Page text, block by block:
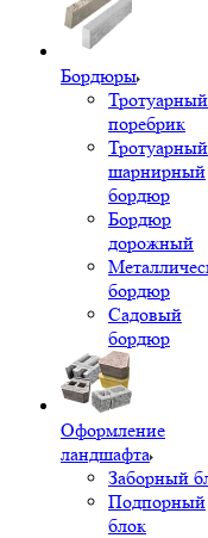
Бордюры
Тротуарный
поребрик
Тротуарный
шарнирный
бордюр
Бордюр
дорожный
бордюр
Садовый
бордюр
Оформление
ландшафта
Заборный
Подпорный
блок